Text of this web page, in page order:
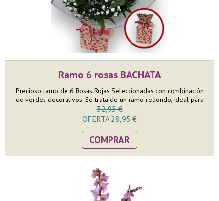
Ramo 6 rosas BACHATA
Precioso ramo de 6 Rosas Rojas Seleccionadas con combinación
de verdes decorativos. Se trata de un ramo redondo, ideal para
poner en jarrón en una mesa. El tamaño del ramo es mediano
pero llamativo donde en la confección nos esmeramos en que
va colocado dentro de una bolsa de papel kraft con corazones.
32,95 €
OFERTA 28,95 €
COMPRAR